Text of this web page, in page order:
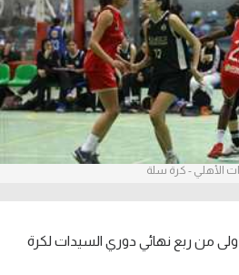
الأهلي - كرة سلة
من ربع نهائي دوري السيدات لكرة